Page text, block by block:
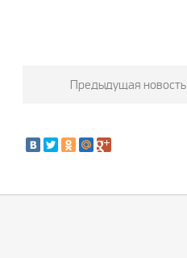
Предыдущая новость